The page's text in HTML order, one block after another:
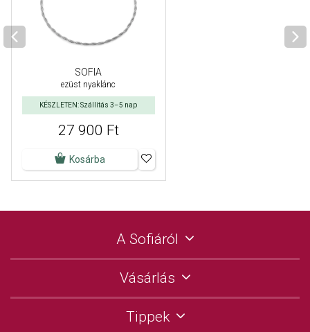
SOFIA
ezüst nyaklánc
KÉSZLETEN: Szállítás 3–5 nap
27 900 Ft
Kosárba
A Sofiáról
Vásárlás
Tippek